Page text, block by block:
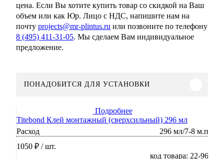
цена. Если Вы хотите купить товар со скидкой на Ваш
объем или как Юр. Лицо с НДС, напишите нам на
почту projects@mr-plintus.ru или позвоните по телефону
8 (495) 411-31-05. Мы сделаем Вам индивидуальное
предложение.
ПОНАДОБИТСЯ ДЛЯ УСТАНОВКИ
Подробнее
Titebond Клей монтажный (сверхсильный) 296 мл
Расход
296 мл/7-8 м.п
1050 ₽ / шт.
код товара: 22-96